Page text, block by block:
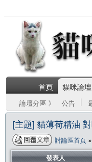
首頁 貓咪論壇
論壇分區 》 公告
[主題] 貓薄荷精油
討論區首頁 »
發表人